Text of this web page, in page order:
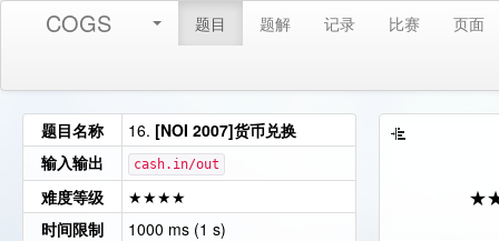
COGS 题目 题解 记录 比赛 页面
题目名称 16. [NOI 2007]货币兑换
输入输出
cash.in/out
难度等级
★★★★
时间限制
1000 ms (1 s)